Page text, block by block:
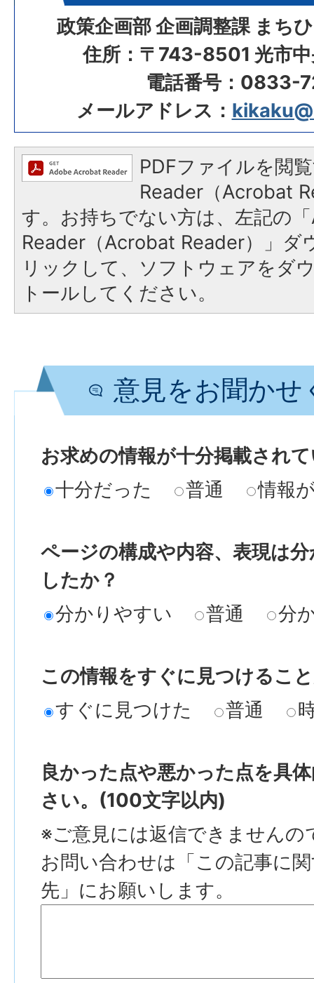
政策企画部 企画調整課 まち
住所：〒743-8501 光市中
電話番号：0833-
メールアドレス：
PDFファイルを閲
Reader（Acrobat
す。お持ちでない方は、左記の
Reader（Acrobat Reader）」ダ
リックして、ソフトウェアをダ
トールしてください。
意見をお聞かせ
お求めの情報が十分掲載され
十分だった
普通 情報
ページの構成や内容、表現は
したか？
分かりやすい
普通 分
この情報をすぐに見つけるこ
すぐに見つけた
普通
良かった点や悪かった点を具
さい。(100文字以内)
※ご意見には返信できませんの
お問い合わせは「この記事に
先」にお願いします。